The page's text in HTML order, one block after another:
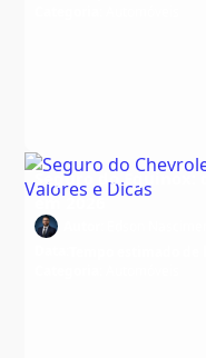
Seguro do Equinox:
em 2026